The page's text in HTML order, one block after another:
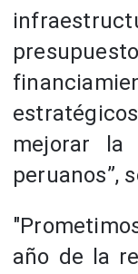
mejorar
peruanos”,
año de la